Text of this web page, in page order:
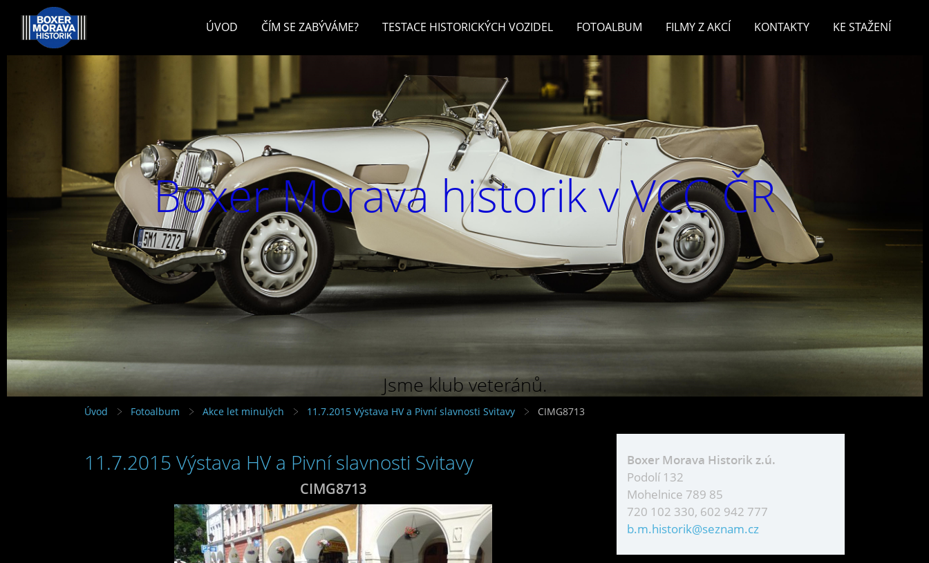
ÚVOD ČÍM SE ZABÝVÁME? TESTACE HISTORICKÝCH VOZIDEL FOTOALBUM FILMY Z AKCÍ KONTAKTY KE STAŽENÍ
Boxer Morava historik v VCC ČR
Jsme klub veteránů.
Úvod Fotoalbum Akce let minulých 11.7.2015 Výstava HV a Pivní slavnosti Svitavy CIMG8713
11.7.2015 Výstava HV a Pivní slavnosti Svitavy
CIMG8713
Boxer Morava Historik z.ú.
Podolí 132
Mohelnice 789 85
720 102 330, 602 942 777
b.m.historik@seznam.cz